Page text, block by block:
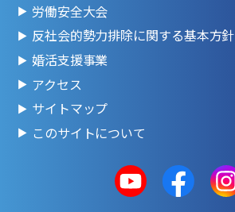
労働安全大会
反社会的勢力排除に関する基本方針
婚活支援事業
アクセス
サイトマップ
このサイトについて